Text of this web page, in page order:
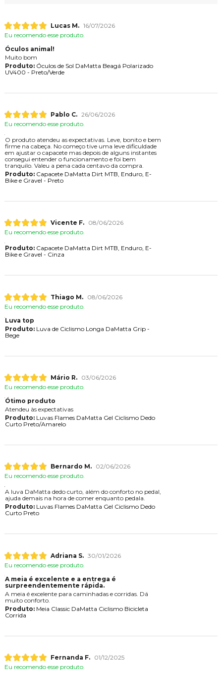
Lucas M. 16/07/2026
Eu recomendo esse produto.
Óculos animal!
Muito bom
Produto:Óculos de Sol DaMatta Beagá Polarizado
UV400 - Preto/Verde
Pablo C. 26/06/2026
Eu recomendo esse produto.
O produto atendeu as expectativas. Leve, bonito e bem
firme na cabeça. No começo tive uma leve dificuldade
em ajustar o capacete mas depois de alguns instantes
consegui entender o funcionamento e foi bem
tranquilo. Valeu a pena cada centavo da compra.
Produto:Capacete DaMatta Dirt MTB, Enduro, E-
Bike e Gravel - Preto
Vicente F.
08/06/2026
Eu recomendo esse produto.
Produto:Capacete DaMatta Dirt MTB, Enduro, E-
Bike e Gravel - Cinza
Thiago M.
08/06/2026
Eu recomendo esse produto.
Luva top
Produto:Luva de Ciclismo Longa DaMatta Grip -
Bege
Mário R.
03/06/2026
Eu recomendo esse produto.
Ótimo produto
Atendeu às expectativas
Produto:Luvas Flames DaMatta Gel Ciclismo Dedo
Curto Preto/Amarelo
Bernardo M.
02/06/2026
Eu recomendo esse produto.
A luva DaMatta dedo curto, além do conforto no pedal,
ajuda demais na hora de comer enquanto pedala.
Produto:Luvas Flames DaMatta Gel Ciclismo Dedo
Curto Preto
Adriana S. 30/01/2026
Eu recomendo esse produto.
A meia é excelente e a entrega é
surpreendentemente rápida.
A meia é excelente para caminhadas e corridas. D
muito conforto.
Produto:Meia Classic DaMatta Ciclismo Bicicleta
Corrida
Fernanda F.
01/12/2025
Eu recomendo esse produto.